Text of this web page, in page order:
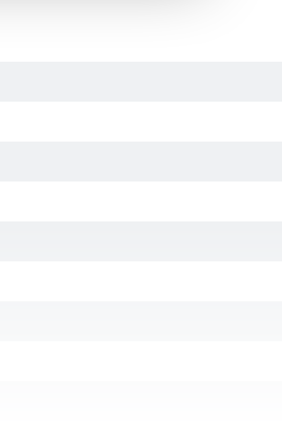
efectului bokeh.